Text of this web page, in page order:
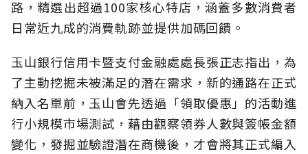
路，精選出超過100家核心特店，涵蓋多數消費者
日常近九成的消費軌跡並提供加碼回饋。
玉山銀行信用卡暨支付金融處處長張正志指出，為
了主動挖掘未被滿足的潛在需求，新的通路在正式
納入名單前，玉山會先透過「領取優惠」的活動進
行小規模市場測試，藉由觀察領券人數與簽帳金額
變化，發掘並驗證潛在商機後，才會將其正式編入